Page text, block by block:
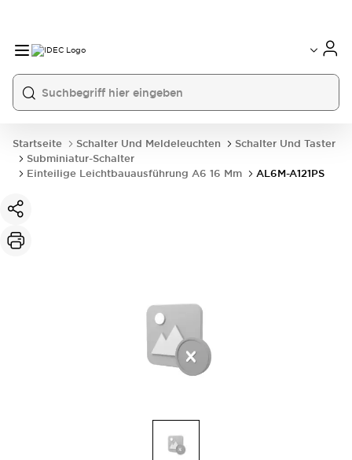
Startseite Schalter Und Meldeleuchten
Schalter Und Taster
Subminiatur-Schalter
Einteilige Leichtbauausführung A6 16 Mm
AL6M-A121PS